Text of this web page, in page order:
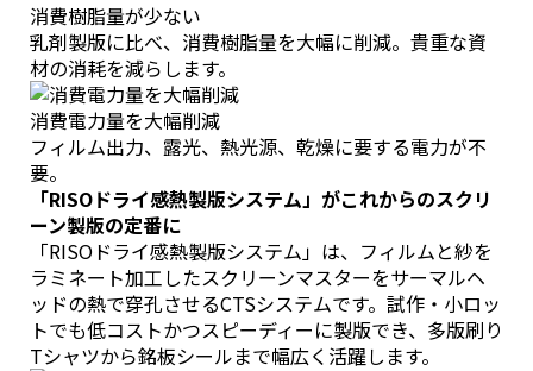
消費樹脂量が少ない
乳剤製版に比べ、消費樹脂量を大幅に削減。貴重な資
材の消耗を減らします。
消費電力量を大幅削減
フィルム出力、露光、熱光源、乾燥に要する電力が不
要。
「RISOドライ感熱製版システム」がこれからのスクリ
ーン製版の定番に
「RISOドライ感熱製版システム」は、フィルムと紗を
ラミネート加工したスクリーンマスターをサーマルヘ
ッドの熱で穿孔させるCTSシステムです。試作・小ロッ
トでも低コストかつスピーディーに製版でき、多版刷り
Tシャツから銘板シールまで幅広く活躍します。